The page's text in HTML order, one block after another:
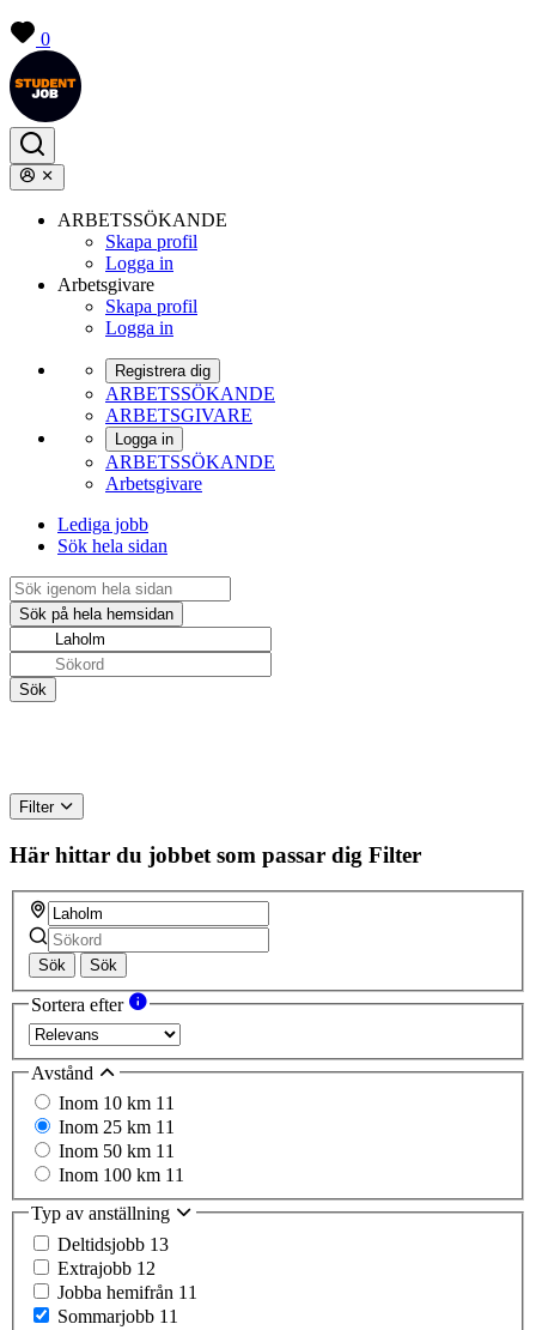
0
ARBETSSÖKANDE
Skapa profil
Logga in
Arbetsgivare
Skapa profil
Logga in
Registrera dig
ARBETSSÖKANDE
ARBETSGIVARE
Logga in
ARBETSSÖKANDE
Arbetsgivare
Lediga jobb
Sök hela sidan
Filter
Här hittar du jobbet som passar dig Filter
Sök Sök
Sortera efter
Avstånd
Inom 10 km 11
Inom 25 km 11
Inom 50 km 11
Inom 100 km 11
Typ av anställning
Deltidsjobb 13
Extrajobb 12
Jobba hemifrån 11
Sommarjobb 11